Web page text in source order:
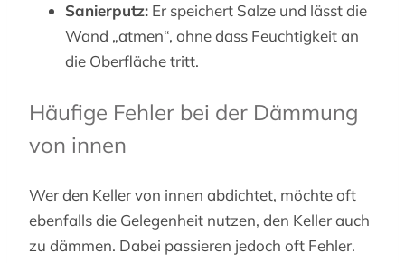
Sanierputz: Er speichert Salze und lässt die
Wand „atmen“, ohne dass Feuchtigkeit an
die Oberfläche tritt.
Häufige Fehler bei der Dämmung
von innen
Wer den Keller von innen abdichtet, möchte oft
ebenfalls die Gelegenheit nutzen, den Keller auch
zu dämmen. Dabei passieren jedoch oft Fehler.